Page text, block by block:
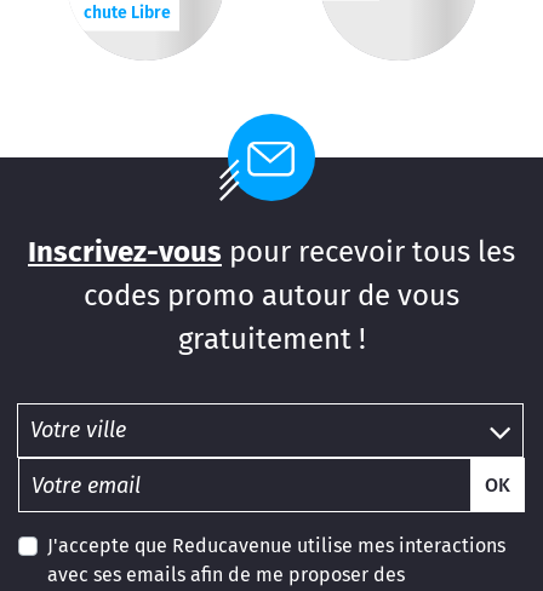
chute Libre
Inscrivez-vous pour recevoir tous les
codes promo autour de vous
gratuitement !
OK
J'accepte que Reducavenue utilise mes interactions
avec ses emails afin de me proposer des